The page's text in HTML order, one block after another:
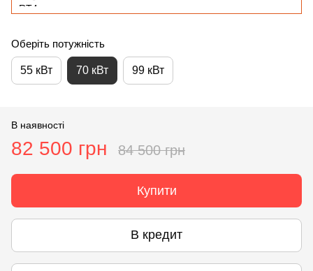
Оберіть потужність
55 кВт 70 кВт 99 кВт
В наявності
82 500 грн 84 500 грн
Купити
В кредит